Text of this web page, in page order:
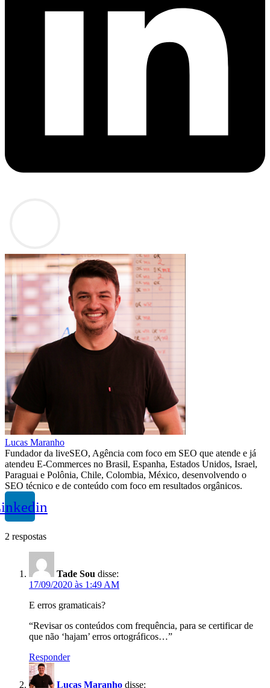
Lucas Maranho
Fundador da liveSEO, Agência com foco em SEO que atende e já
atendeu E-Commerces no Brasil, Espanha, Estados Unidos, Israel,
Paraguai e Polônia, Chile, Colombia, México, desenvolvendo o
SEO técnico e de conteúdo com foco em resultados orgânicos.
2 respostas
Tade Sou disse:
17/09/2020 às 1:49 AM
E erros gramaticais?
“Revisar os conteúdos com frequência, para se certificar de
que não ‘hajam’ erros ortográficos…”
Responder
Lucas Maranho disse: